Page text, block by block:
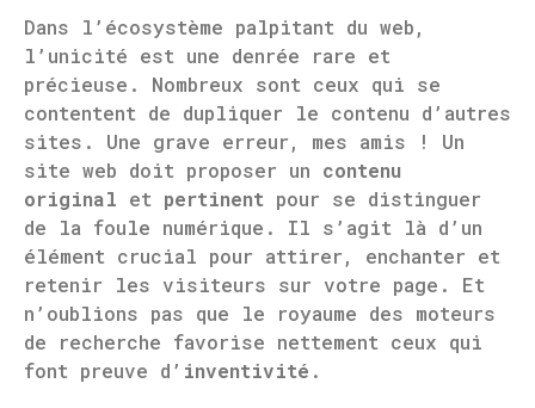
Dans l’écosystème palpitant du web,
l’unicité est une denrée rare et
précieuse. Nombreux sont ceux qui se
contentent de dupliquer le contenu d’autres
sites. Une grave erreur, mes amis ! Un
site web doit proposer un contenu
original et pertinent pour se distinguer
de la foule numérique. Il s’agit là d’un
élément crucial pour attirer, enchanter et
retenir les visiteurs sur votre page. Et
n’oublions pas que le royaume des moteurs
de recherche favorise nettement ceux qui
font preuve d’ inventivité .